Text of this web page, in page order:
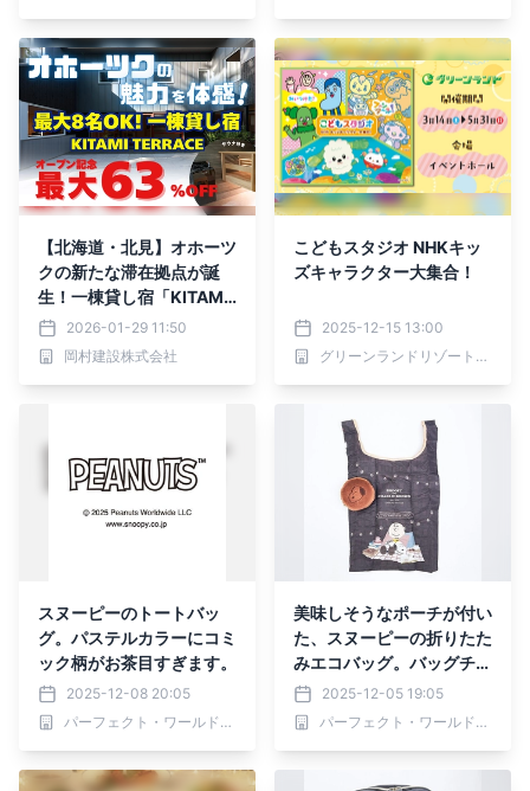
【北海道・北見】オホーツ
クの新たな滞在拠点が誕
生！一棟貸し宿「KITAMI
TERRACE」クラウドファ
ンディングを開始
2026-01-29 11:50
岡村建設株式会社
こどもスタジオ NHKキッ
ズキャラクター大集合！
2025-12-15 13:00
グリーンランドリゾート株式会社
スヌーピーのトートバッ
グ。パステルカラーにコミ
ック柄がお茶目すぎます。
2025-12-08 20:05
パーフェクト・ワールド株式会社
美味しそうなポーチが付い
た、スヌーピーの折りたた
みエコバッグ。バッグチャ
ームにして、一緒に連れて
お出かけしたくなります！
2025-12-05 19:05
パーフェクト・ワールド株式会社